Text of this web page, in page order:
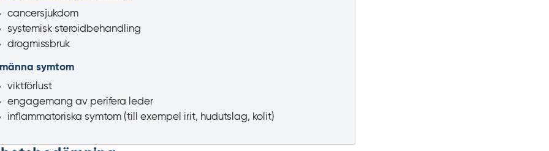
cancersjukdom
systemisk steroidbehandling
drogmissbruk
symtom
viktförlust
engagemang av perifera leder
inflammatoriska symtom (till exempel irit, hudutslag, kolit)